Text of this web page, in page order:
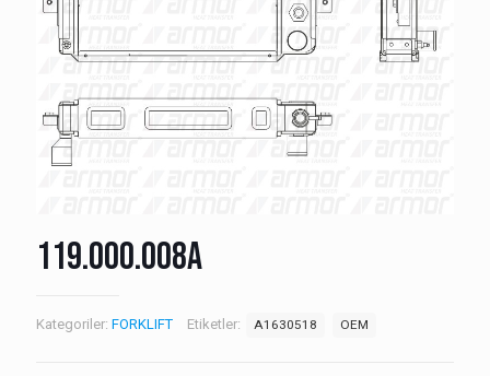
119.000.008A
Kategoriler: FORKLIFT Etiketler: A1630518 OEM